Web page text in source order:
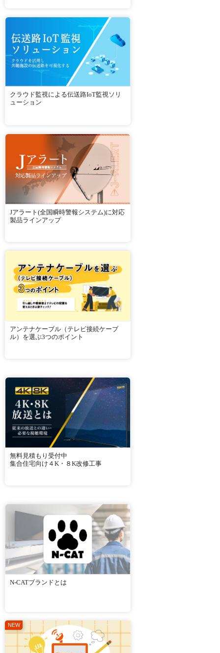
クラウド監視による伝送路IoT監視ソリ
ューション
Jアラート(全国瞬時警報システム)に対応
製品ラインアップ
アンテナケーブル（テレビ接続ケーブ
ル）を選ぶ3つのポイント
無料見積もり受付中
集合住宅向け４K・８K改修工事
N-CATブランドとは